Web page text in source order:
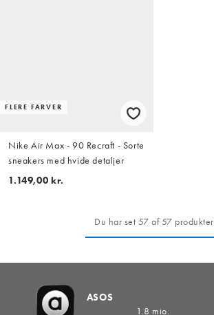
FLERE FARVER
Nike Air Max - 90 Recraft - Sorte
sneakers med hvide detaljer
1.149,00 kr.
Du har set 57 af 57 produkter
ASOS
1.8 mio.